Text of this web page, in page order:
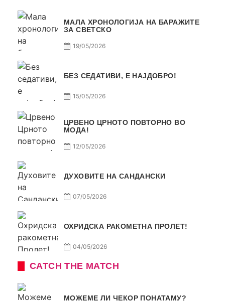
МАЛА ХРОНОЛОГИЈА НА БАРАЖИТЕ
ЗА СВЕТСКО
19/05/2026
БЕЗ СЕДАТИВИ, Е НАЈДОБРО!
15/05/2026
ЦРВЕНО ЦРНОТО ПОВТОРНО ВО
МОДА!
12/05/2026
ДУХОВИТЕ НА САНДАНСКИ
07/05/2026
ОХРИДСКА РАКОМЕТНА ПРОЛЕТ!
04/05/2026
CATCH THE MATCH
МОЖЕМЕ ЛИ ЧЕКОР ПОНАТАМУ?